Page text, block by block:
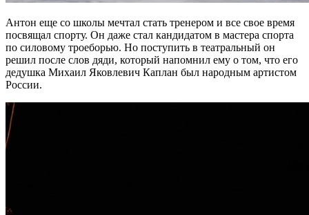
Антон еще со школы мечтал стать тренером и все свое время
посвящал спорту. Он даже стал кандидатом в мастера спорта
по силовому троеборью. Но поступить в театральный он
решил после слов дяди, который напомнил ему о том, что его
дедушка Михаил Яковлевич Каплан был народным артистом
России.